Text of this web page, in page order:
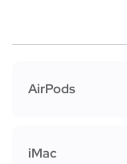
AirPods
iMac